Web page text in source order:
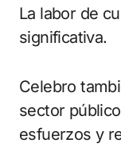
La labor de
significativa.
Celebro
sector
esfuerzos y